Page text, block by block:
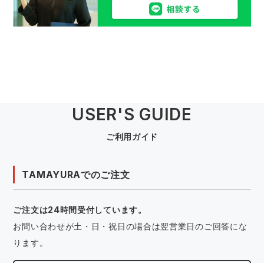
USER'S GUIDE
ご利用ガイド
TAMAYURAでのご注文
ご注文は24時間受付しています。
お問い合わせが土・日・祝日の場合は翌営業日のご回答にな
ります。